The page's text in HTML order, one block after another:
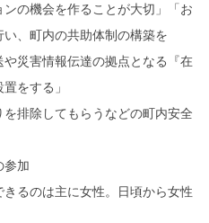
の機会を作ることが大切」「お
、町内の共助体制の構築を
災害情報伝達の拠点となる『在
をする」
を排除してもらうなどの町内安全
参加
きるのは主に女性。日頃から女性